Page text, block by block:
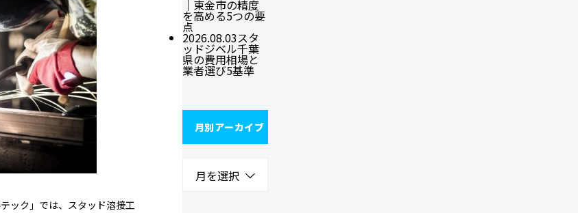
ック」では、スタッド溶接工
｜東金市の精度
を高める5つの要
点
2026.08.03スタ
ッドジベル千葉
県の費用相場と
業者選び5基準
月別アーカイブ
月を選択